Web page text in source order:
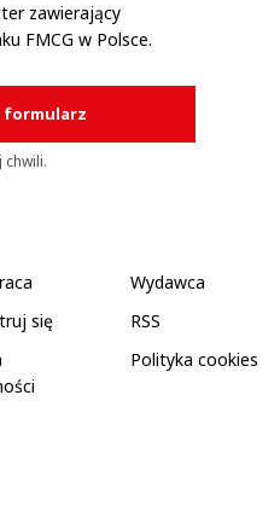
zawierający
FMCG w Polsce.
formularz
chwili.
Wydawca
się
RSS
Polityka cookies